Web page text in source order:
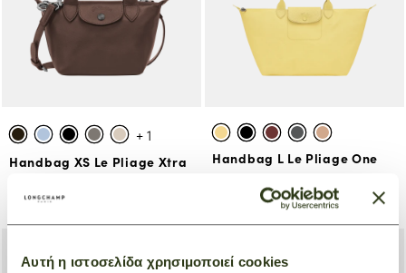
Αυτή η ιστοσελίδα χρησιμοποιεί cookies
+ 1
Handbag XS Le Pliage Xtra
€ 440,00
Handbag L Le Pliage One
€ 130,00